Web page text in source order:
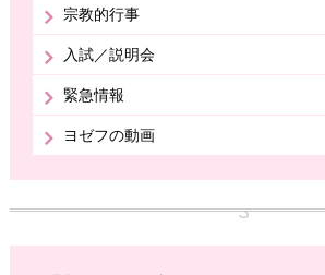
宗教的行事
入試／説明会
緊急情報
ヨゼフの動画